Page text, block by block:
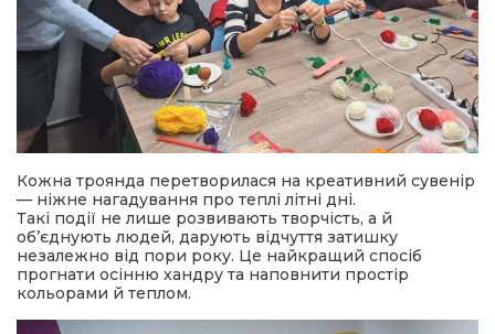
Кожна троянда перетворилася на креативний сувенір
— ніжне нагадування про теплі літні дні.
Такі події не лише розвивають творчість, а й
об’єднують людей, дарують відчуття затишку
незалежно від пори року. Це найкращий спосіб
прогнати осінню хандру та наповнити простір
кольорами й теплом.